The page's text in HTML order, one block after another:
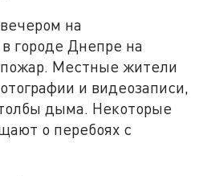
на
городе Днепре на
Местные жители
и видеозаписи,
дыма. Некоторые
о перебоях с